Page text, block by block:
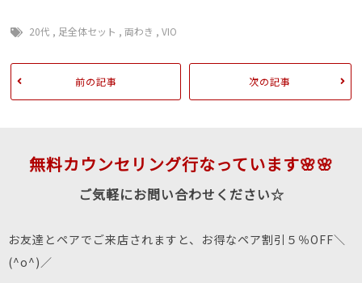
20代 , 足全体セット ,両わき ,VIO
前の記事 次の記事
無料カウンセリング行なっています🌸🌸
ご気軽にお問い合わせください☆
お友達とペアでご来店されますと、お得なペア割引５％OFF＼
(^o^)／